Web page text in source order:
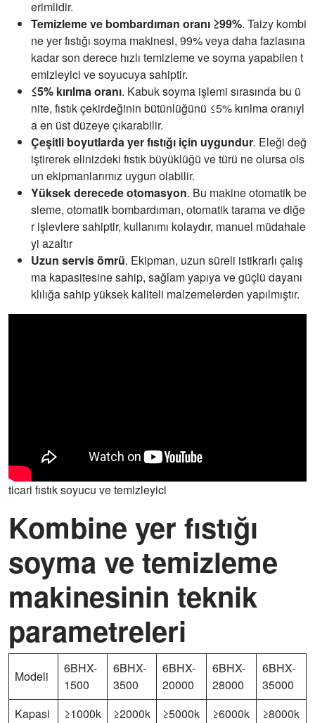
erimlidir.
Temizleme ve bombardıman oranı ≥99%. Taizy kombi
ne yer fıstığı soyma makinesi, 99% veya daha fazlasına
kadar son derece hızlı temizleme ve soyma yapabilen t
emizleyici ve soyucuya sahiptir.
≤5% kırılma oranı. Kabuk soyma işlemi sırasında bu ü
nite, fıstık çekirdeğinin bütünlüğünü ≤5% kırılma oranıyl
a en üst düzeye çıkarabilir.
Çeşitli boyutlarda yer fıstığı için uygundur. Eleği değ
iştirerek elinizdeki fıstık büyüklüğü ve türü ne olursa ols
un ekipmanlarımız uygun olabilir.
Yüksek derecede otomasyon. Bu makine otomatik be
sleme, otomatik bombardıman, otomatik tarama ve diğe
r işlevlere sahiptir, kullanımı kolaydır, manuel müdahale
yi azaltır
Uzun servis ömrü. Ekipman, uzun süreli istikrarlı çalış
ma kapasitesine sahip, sağlam yapıya ve güçlü dayanı
klılığa sahip yüksek kaliteli malzemelerden yapılmıştır.
ticari fıstık soyucu ve temizleyici
Kombine yer fıstığı
soyma ve temizleme
makinesinin teknik
parametreleri
Modeli
6BHX-
1500
6BHX-
3500
6BHX-
20000
6BHX-
28000
6BHX-
35000
Kapasi
≥1000k
≥2000k
≥5000k
≥6000k
≥8000k